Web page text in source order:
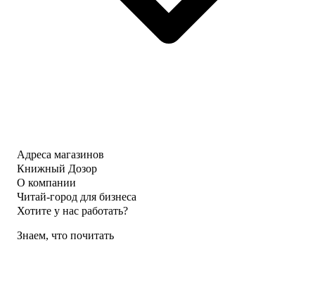
Адреса магазинов
Книжный Дозор
О компании
Читай-город для бизнеса
Хотите у нас работать?
Знаем, что почитать